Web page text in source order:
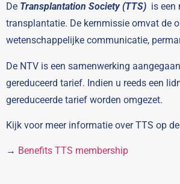
De Transplantation Society (TTS) is een
transplantatie. De kernmissie omvat de
wetenschappelijke communicatie,
De NTV is een samenwerking
gereduceerd tarief. Indien u reeds een
gereduceerde tarief worden omgezet.
Kijk voor meer informatie over TTS op de
→ Benefits TTS membership